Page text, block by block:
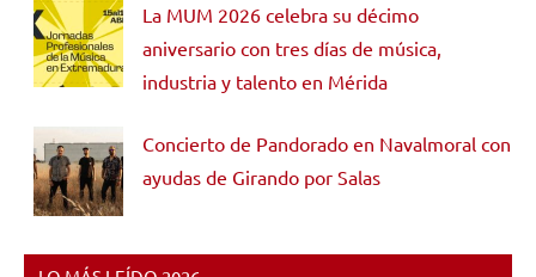
La MUM 2026 celebra su décimo
aniversario con tres días de música,
industria y talento en Mérida
Concierto de Pandorado en Navalmoral con
ayudas de Girando por Salas